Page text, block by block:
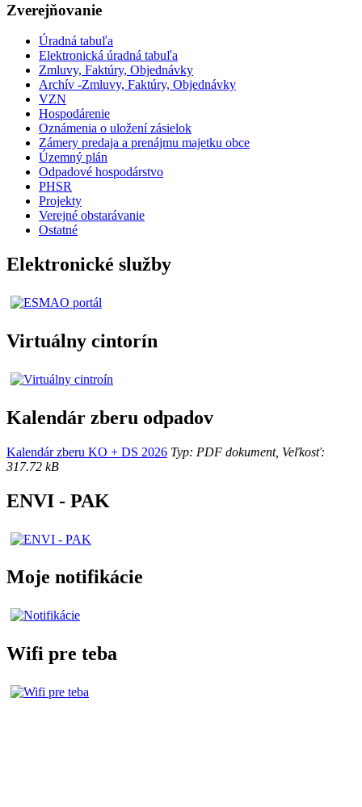
Zverejňovanie
Úradná tabuľa
Elektronická úradná tabuľa
Zmluvy, Faktúry, Objednávky
Archív -Zmluvy, Faktúry, Objednávky
VZN
Hospodárenie
Oznámenia o uložení zásielok
Zámery predaja a prenájmu majetku obce
Územný plán
Odpadové hospodárstvo
PHSR
Projekty
Verejné obstarávanie
Ostatné
Elektronické služby
Virtuálny cintorín
Kalendár zberu odpadov
Kalendár zberu KO + DS 2026 Typ: PDF dokument, Veľkosť:
317.72 kB
ENVI - PAK
Moje notifikácie
Wifi pre teba